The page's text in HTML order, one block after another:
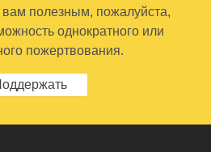
вам полезным, пожалуйста,
однократного или
пожертвования.